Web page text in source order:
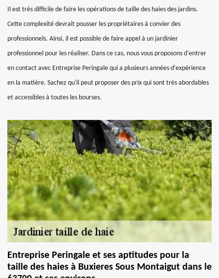
Il est très difficile de faire les opérations de taille des haies des jardins.
Cette complexité devrait pousser les propriétaires à convier des
professionnels. Ainsi, il est possible de faire appel à un jardinier
professionnel pour les réaliser. Dans ce cas, nous vous proposons d'entrer
en contact avec Entreprise Peringale qui a plusieurs années d'expérience
en la matière. Sachez qu'il peut proposer des prix qui sont très abordables
et accessibles à toutes les bourses.
Entreprise Peringale et ses aptitudes pour la
taille des haies à Buxieres Sous Montaigut dans le